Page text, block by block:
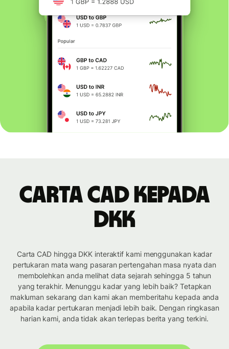
Carta CAD kepada
DKK
Carta CAD hingga DKK interaktif kami menggunakan kadar
pertukaran mata wang pasaran pertengahan masa nyata dan
membolehkan anda melihat data sejarah sehingga 5 tahun
yang terakhir. Menunggu kadar yang lebih baik? Tetapkan
makluman sekarang dan kami akan memberitahu kepada anda
apabila kadar pertukaran menjadi lebih baik. Dengan ringkasan
harian kami, anda tidak akan terlepas berita yang terkini.